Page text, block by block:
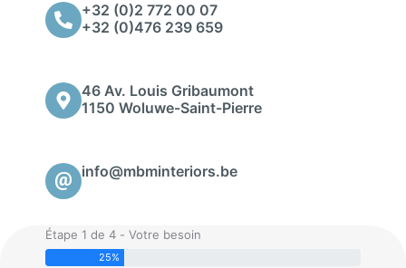
+32 (0)2 772 00 07
+32 (0)476 239 659
46 Av. Louis Gribaumont
1150 Woluwe-Saint-Pierre
info@mbminteriors.be
Étape 1 de 4 - Votre besoin
25%